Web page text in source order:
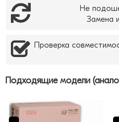
Не
Замена
Проверка
Подходящие модели